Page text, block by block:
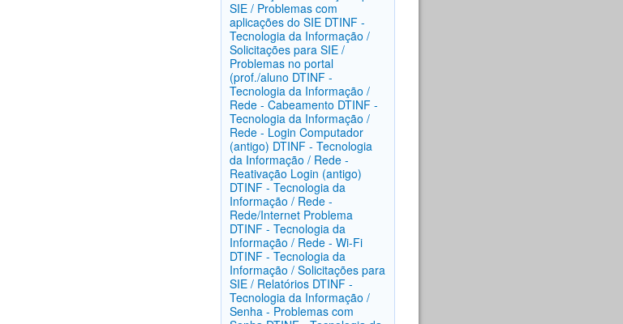
SIE / Problemas com
aplicações do SIE DTINF -
Tecnologia da Informação /
Solicitações para SIE /
Problemas no portal
(prof./aluno DTINF -
Tecnologia da Informação /
Rede - Cabeamento DTINF -
Tecnologia da Informação /
Rede - Login Computador
(antigo) DTINF - Tecnologia
da Informação / Rede -
Reativação Login (antigo)
DTINF - Tecnologia da
Informação / Rede -
Rede/Internet Problema
DTINF - Tecnologia da
Informação / Rede - Wi-Fi
DTINF - Tecnologia da
Informação / Solicitações para
SIE / Relatórios DTINF -
Tecnologia da Informação /
Senha - Problemas com